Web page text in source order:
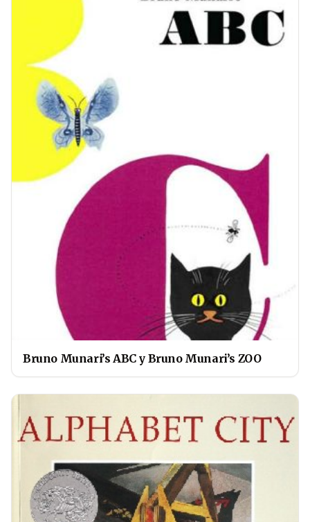
Bruno Munari’s ABC y Bruno Munari’s ZOO